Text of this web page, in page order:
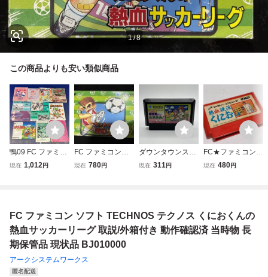
1/8
この商品よりも安い類似商品
鴨09 FC ファミコ
ン ソフト用取説の
説/くにおくんの熱
血サッカーリーグ
現在 1,012円
FC ファミコンく
におくんの熱血サ
現在 780円
ダウンタウンスペ
シャル くにおくん
ミリーコンピュー
タ ファミコン FC
現在 311円
FC★ファミコン★
熱血硬派くにおく
現在 480円
FC ファミコン ソフト TECHNOS テクノス くにおくんの
熱血サッカーリーグ 取説/外箱付き 動作確認済 当時物 長
期保管品 現状品 BJ010000
アークシステムワークス
匿名配送